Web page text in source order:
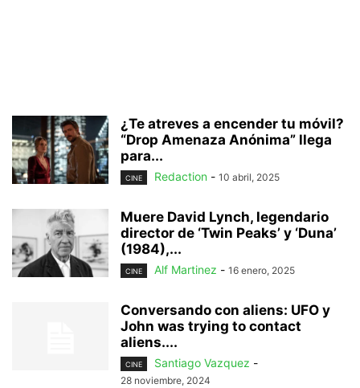
¿Te atreves a encender tu móvil?
“Drop Amenaza Anónima” llega
para...
CINE Redaction - 10 abril, 2025
Muere David Lynch, legendario
director de ‘Twin Peaks’ y ‘Duna’
(1984),...
CINE Alf Martinez - 16 enero, 2025
Conversando con aliens: UFO y
John was trying to contact
aliens....
CINE Santiago Vazquez -
28 noviembre, 2024